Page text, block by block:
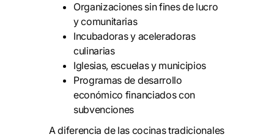
Organizaciones sin fines de lucro
y comunitarias
Incubadoras y aceleradoras
culinarias
Iglesias, escuelas y municipios
Programas de desarrollo
económico financiados con
subvenciones
A diferencia de las cocinas tradicionales